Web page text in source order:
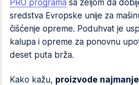
PRO programa sa željom da
sredstva Evropske unije za
čišćenje opreme. Poduhvat je
kalupa i opreme za ponovnu
deset puta brža.
Kako kažu, proizvode